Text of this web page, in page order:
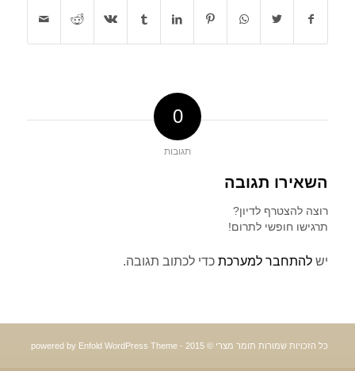
0
תגובות
השאירו תגובה
רוצה להצטרף לדיון?
תרגישו חופשי לתרום!
יש להתחבר למערכתכדי לכתוב תגובה.
כל הזכויות שמורות תומר מצרי © 2015 - powered by Enfold WordPress Theme